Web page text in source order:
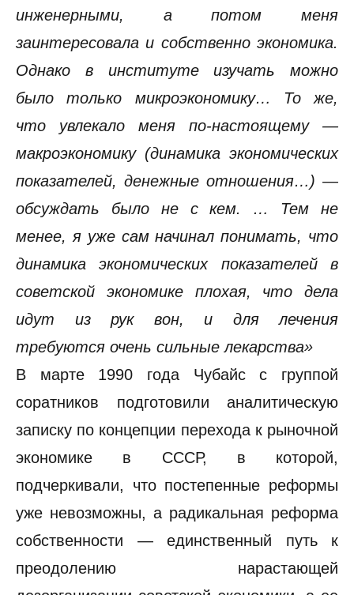
инженерными, а потом меня
заинтересовала и собственно экономика.
Однако в институте изучать можно
было только микроэкономику… То же,
что увлекало меня по-настоящему —
макроэкономику (динамика экономических
показателей, денежные отношения…) —
обсуждать было не с кем. … Тем не
менее, я уже сам начинал понимать, что
динамика экономических показателей в
советской экономике плохая, что дела
идут из рук вон, и для лечения
требуются очень сильные лекарства»
В марте 1990 года Чубайс с группой
соратников подготовили аналитическую
записку по концепции перехода к рыночной
экономике в СССР, в которой,
подчеркивали, что постепенные реформы
уже невозможны, а радикальная реформа
собственности — единственный путь к
преодолению нарастающей